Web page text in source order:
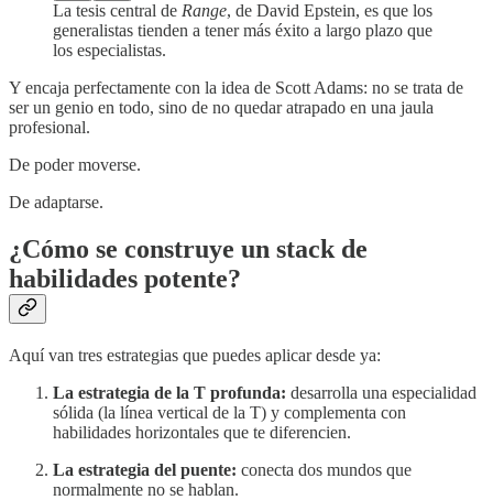
La tesis central de Range, de David Epstein, es que los
generalistas tienden a tener más éxito a largo plazo que
los especialistas.
Y encaja perfectamente con la idea de Scott Adams: no se trata de
ser un genio en todo, sino de no quedar atrapado en una jaula
profesional.
De poder moverse.
De adaptarse.
¿Cómo se construye un stack de
habilidades potente?
Aquí van tres estrategias que puedes aplicar desde ya:
La estrategia de la T profunda: desarrolla una especialidad
sólida (la línea vertical de la T) y complementa con
habilidades horizontales que te diferencien.
La estrategia del puente: conecta dos mundos que
normalmente no se hablan.